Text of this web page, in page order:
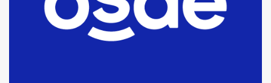
T.Lauquen: se vendió el edificio de
lo que fue la planta Industrial del